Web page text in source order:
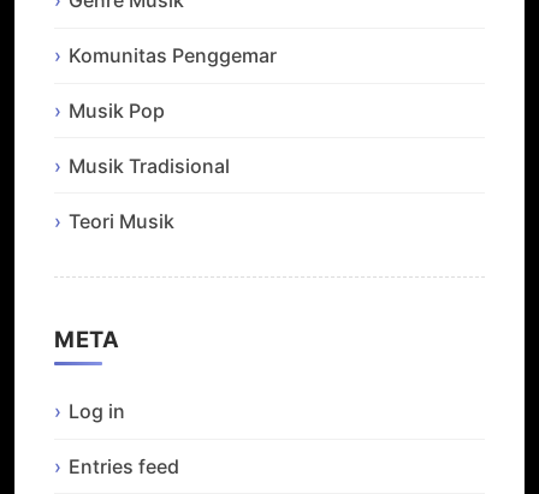
Komunitas Penggemar
Musik Pop
Musik Tradisional
Teori Musik
META
Log in
Entries feed